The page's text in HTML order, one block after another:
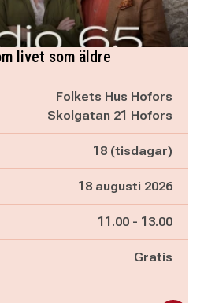
livet som äldre
Folkets Hus Hofors
Skolgatan 21 Hofors
18 (tisdagar)
18 augusti 2026
Pågår mellan
11.00 - och
13.00
Gratis